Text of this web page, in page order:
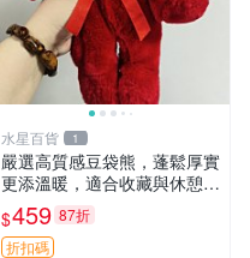
水星百貨 1
嚴選高質感豆袋熊，蓬鬆厚實
更添溫暖，適合收藏與休憩。
前胸填充飽滿，背部亦具優雅
設計。 豆袋熊 保暖 溫柔 蓬
松
$459 87折
折扣碼